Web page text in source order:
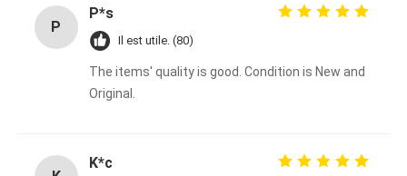
P
P*s
Il est utile. (80)
The items' quality is good. Condition is New and
Original.
K*c